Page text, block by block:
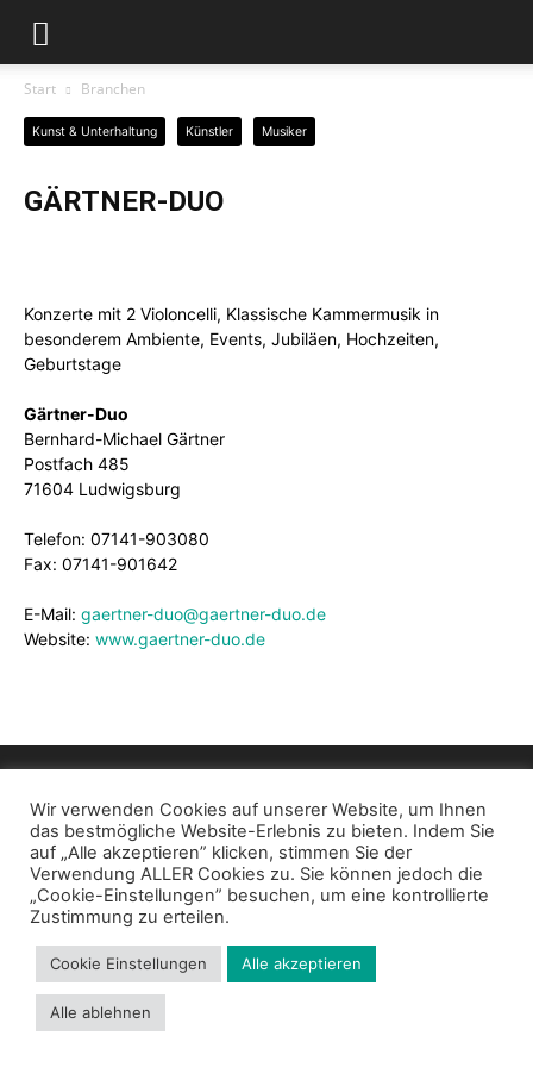
Start Branchen
Kunst & Unterhaltung Künstler Musiker
GÄRTNER-DUO
Konzerte mit 2 Violoncelli, Klassische Kammermusik in
besonderem Ambiente, Events, Jubiläen, Hochzeiten,
Geburtstage
Gärtner-Duo
Bernhard-Michael Gärtner
Postfach 485
71604 Ludwigsburg
Telefon: 07141-903080
Fax: 07141-901642
E-Mail: gaertner-duo@gaertner-duo.de
Website: www.gaertner-duo.de
Impressum Datenschutz Cookie Richtlinie Kontakt
© 2024 - Bund der Selbständigen Baden-Württemberg e.V.
Wir verwenden Cookies auf unserer Website, um Ihnen
das bestmögliche Website-Erlebnis zu bieten. Indem Sie
auf „Alle akzeptieren” klicken, stimmen Sie der
Verwendung ALLER Cookies zu. Sie können jedoch die
„Cookie-Einstellungen” besuchen, um eine kontrollierte
Zustimmung zu erteilen.
Cookie Einstellungen Alle akzeptieren
Alle ablehnen